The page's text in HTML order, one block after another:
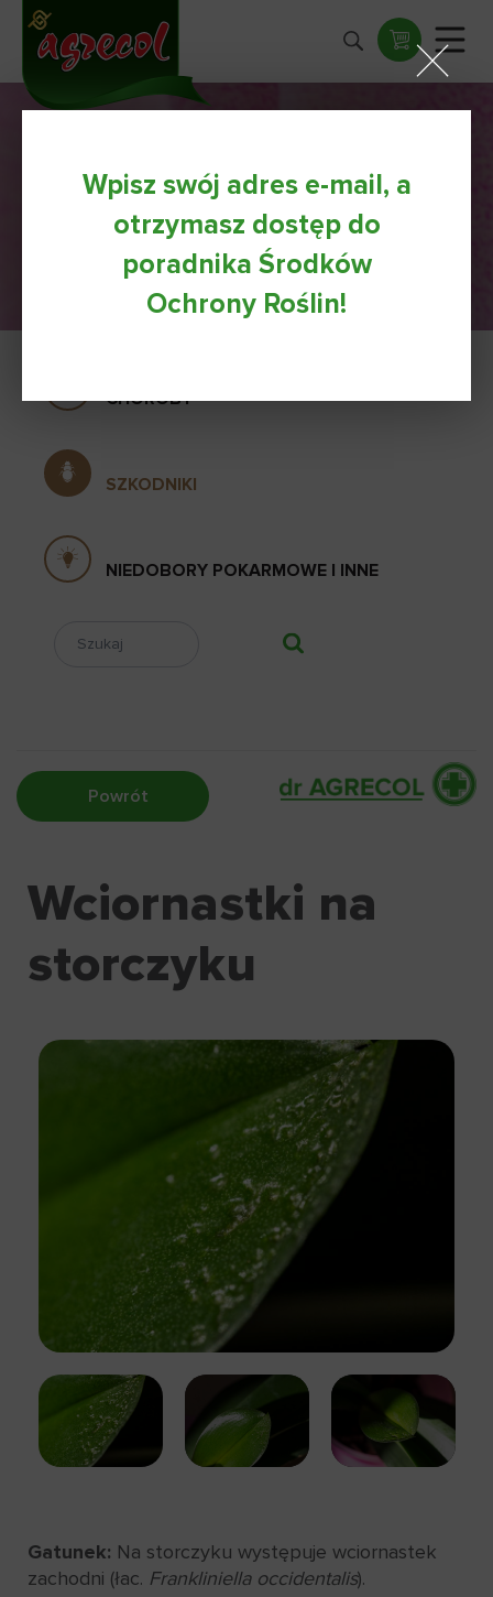
Wpisz swój adres e-mail, a
otrzymasz dostęp do
poradnika Środków
Ochrony Roślin!
Storczyki
dr AGRECOL z apteki ogrodnika
CHOROBY
SZKODNIKI
NIEDOBORY POKARMOWE I INNE
Powrót
Wciornastki na
storczyku
Gatunek: Na storczyku występuje wciornastek
zachodni (łac. Frankliniella occidentalis).